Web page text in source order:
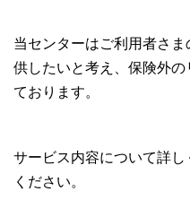
当センターはご利用者さ
供したいと考え、保険外
ております。
サービス内容について詳し
ください。